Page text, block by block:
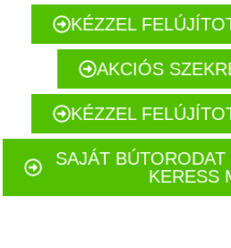
KÉZZEL
AKCIÓS
KÉZZEL
SAJÁT
KERESS